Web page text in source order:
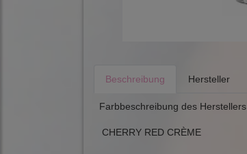
Beschreibung Hersteller
Farbbeschreibung des Herstellers
CHERRY RED CRÈME